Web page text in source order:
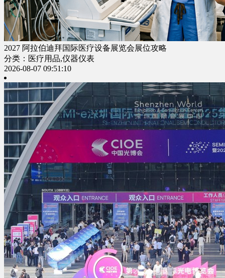
2027 阿拉伯迪拜国际医疗设备展览会展位攻略
分类：医疗用品,仪器仪表
2026-08-07 09:51:10